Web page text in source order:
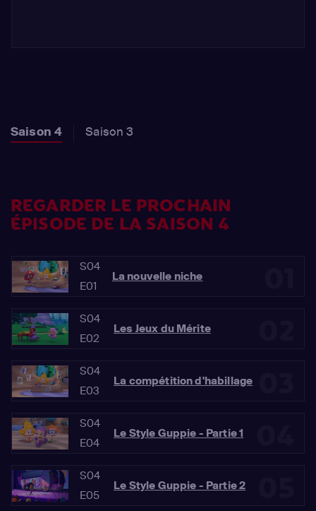
Saison 4 Saison 3
REGARDER LE PROCHAIN
ÉPISODE DE LA SAISON 4
S04
E01
La nouvelle niche
S04
E02
Les Jeux du Mérite
S04
E03
La compétition d'habillage
S04
E04
Le Style Guppie - Partie 1
S04
E05
Le Style Guppie - Partie 2